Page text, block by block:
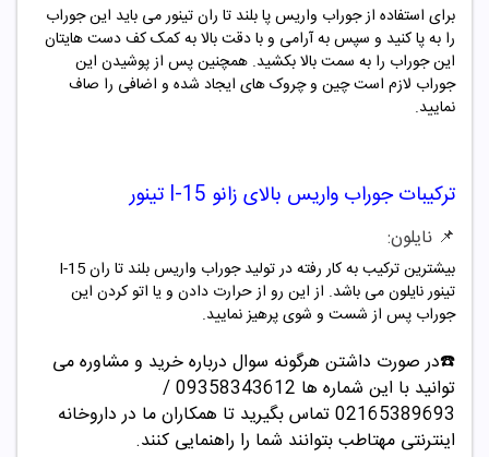
برای استفاده از جوراب واریس پا بلند تا ران تینور می باید این جوراب
را به پا کنید و سپس به آرامی و با دقت بالا به کمک کف دست هایتان
این جوراب را به سمت بالا بکشید. همچنین پس از پوشیدن این
جوراب لازم است چین و چروک های ایجاد شده و اضافی را صاف
نمایید.
ترکیبات جوراب واریس بالای زانو I-15 تینور
📌 نایلون:
بیشترین ترکیب به کار رفته در تولید جوراب واریس بلند تا ران I-15
تینور نایلون می باشد. از این رو از حرارت دادن و یا اتو کردن این
جوراب پس از شست و شوی پرهیز نمایید.
☎️در صورت داشتن هرگونه سوال درباره خرید و مشاوره می
توانید با این شماره ها 09358343612 /
02165389693تماس بگیرید تا همکاران ما در داروخانه
اینترنتی مهتاطب بتوانند شما را راهنمایی کنند.